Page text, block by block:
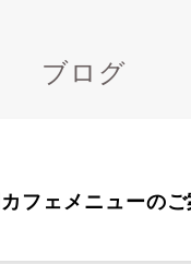
ブログ
フェメニューのご